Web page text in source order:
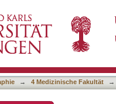
invasive
→ 4 Medizinische Fakultät →